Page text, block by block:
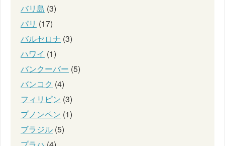
バリ島 (3)
パリ (17)
バルセロナ (3)
ハワイ (1)
バンクーバー (5)
バンコク (4)
フィリピン (3)
プノンペン (1)
ブラジル (5)